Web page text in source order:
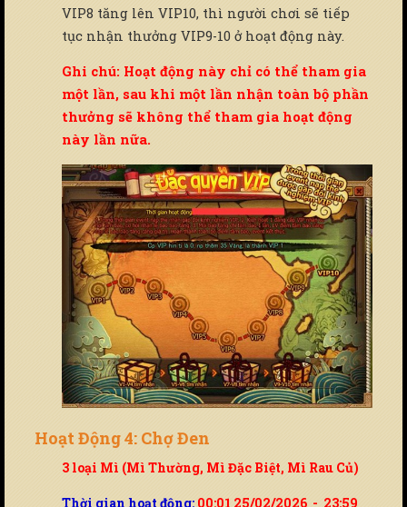
VIP8 tăng lên VIP10, thì người chơi sẽ tiếp
tục nhận thưởng VIP9-10 ở hoạt động này.
Ghi chú: Hoạt động này chỉ có thể tham gia
một lần, sau khi một lần nhận toàn bộ phần
thưởng sẽ không thể tham gia hoạt động
này lần nữa.
Hoạt Động 4: Chợ Đen
3 loại Mì (Mì Thường, Mì Đặc Biệt, Mì Rau Củ)
Thời gian hoạt động: 00:01 25/02/2026 - 23:59